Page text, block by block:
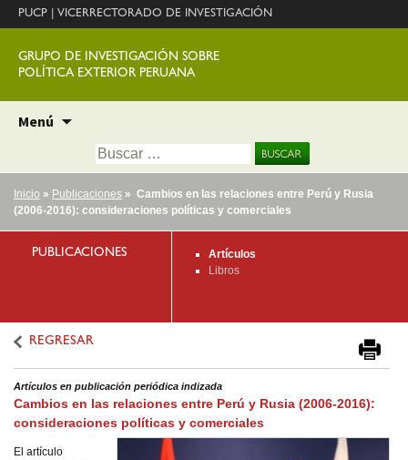
PUCP VICERRECTORADO DE INVESTIGACIÓN
GRUPO DE INVESTIGACIÓN SOBRE
POLÍTICA EXTERIOR PERUANA
Menú
contenido
Buscar:
Inicio » Publicaciones » Cambios en las relaciones entre Perú y Rusia
(2006-2016): consideraciones políticas y comerciales
PUBLICACIONES
Artículos
Libros
REGRESAR
Artículos en publicación periódica indizada
Cambios en las relaciones entre Perú y Rusia (2006-2016):
consideraciones políticas y comerciales
El artículo